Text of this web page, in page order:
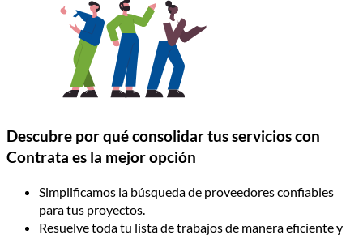
Descubre por qué consolidar tus servicios con
Contrata es la mejor opción
Simplificamos la búsqueda de proveedores confiables
para tus proyectos.
Resuelve toda tu lista de trabajos de manera eficiente y